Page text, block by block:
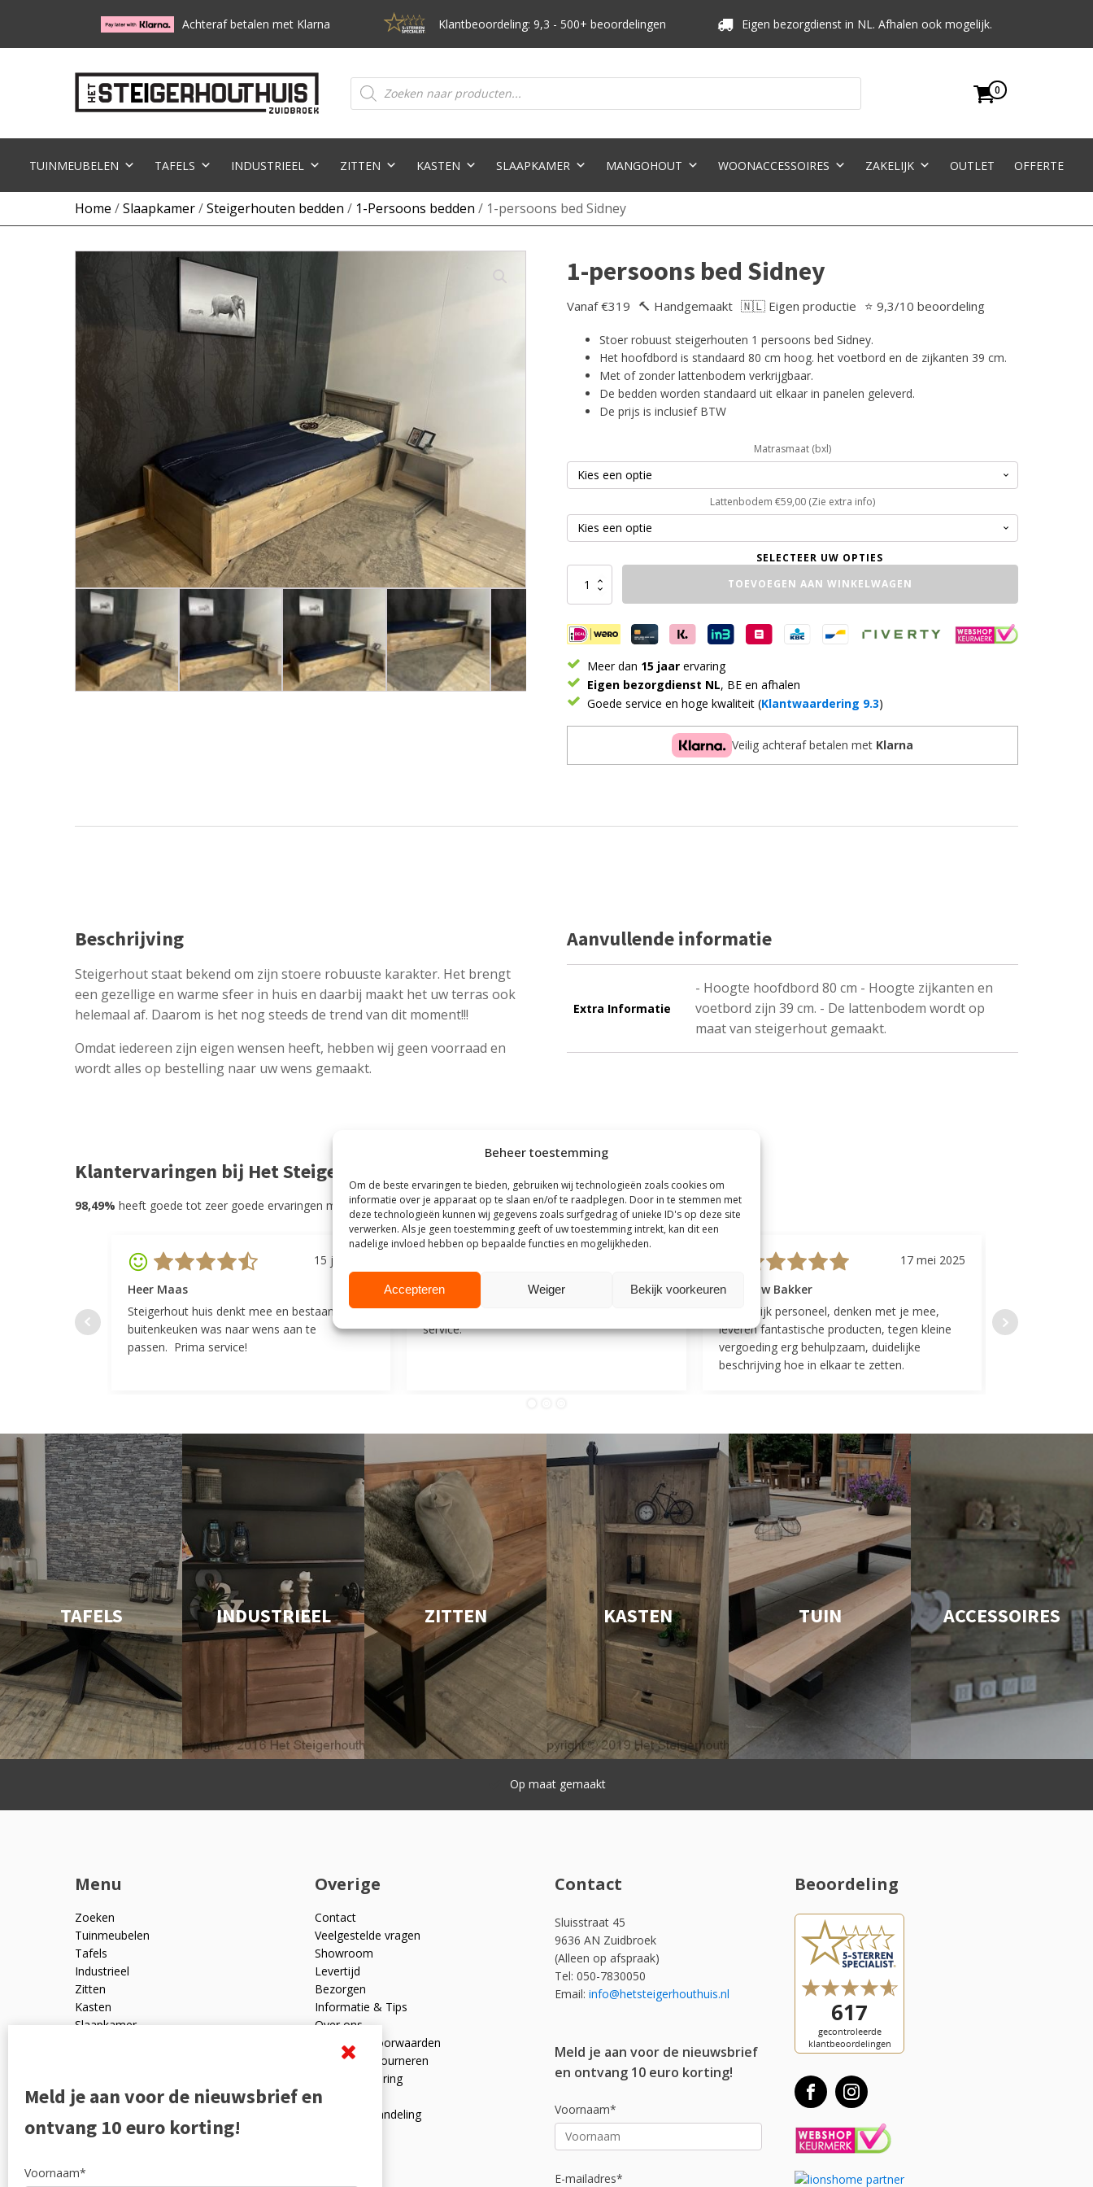
Beheer toestemming
Om de beste ervaringen te bieden, gebruiken wij technologieën zoals cookies om
informatie over je apparaat op te slaan en/of te raadplegen. Door in te stemmen met
deze technologieën kunnen wij gegevens zoals surfgedrag of unieke ID's op deze site
verwerken. Als je geen toestemming geeft of uw toestemming intrekt, kan dit een
nadelige invloed hebben op bepaalde functies en mogelijkheden.
Accepteren Weiger Bekijk voorkeuren
Achteraf betalen met Klarna Klantbeoordeling: 9,3 - 500+ beoordelingen Eigen bezorgdienst in NL. Afhalen ook mogelijk.
Producten
zoeken
0
TUINMEUBELEN TAFELS INDUSTRIEEL ZITTEN KASTEN SLAAPKAMER MANGOHOUT WOONACCESSOIRES ZAKELIJK OUTLET OFFERTE
Home /Slaapkamer/Steigerhouten bedden / 1-Persoons bedden / 1-persoons bed Sidney
1-persoons bed Sidney
Vanaf €319 🔨 Handgemaakt 🇳🇱 Eigen productie ⭐ 9,3/10 beoordeling
Stoer robuust steigerhouten 1 persoons bed Sidney.
Het hoofdbord is standaard 80 cm hoog. het voetbord en de zijkanten 39 cm.
Met of zonder lattenbodem verkrijgbaar.
De bedden worden standaard uit elkaar in panelen geleverd.
De prijs is inclusief BTW
Matrasmaat (bxl)
Lattenbodem €59,00 (Zie extra info)
persoons
Sidney
aantal
TOEVOEGEN AAN WINKELWAGEN
Meer dan 15 jaar ervaring
Eigen bezorgdienst NL, BE en afhalen
Goede service en hoge kwaliteit (Klantwaardering 9.3)
Veilig achteraf betalen met Klarna
Beschrijving
Steigerhout staat bekend om zijn stoere robuuste karakter. Het brengt
een gezellige en warme sfeer in huis en daarbij maakt het uw terras ook
helemaal af. Daarom is het nog steeds de trend van dit moment!!!
Omdat iedereen zijn eigen wensen heeft, hebben wij geen voorraad en
wordt alles op bestelling naar uw wens gemaakt.
Aanvullende informatie
Extra Informatie
- Hoogte hoofdbord 80 cm - Hoogte zijkanten en
voetbord zijn 39 cm. - De lattenbodem wordt op
maat van steigerhout gemaakt.
Klantervaringen bij Het Steigerhouthuis
98,49% heeft goede tot zeer goede ervaringen met Het Steigerhouthuis op basis van meer dan500 beoordelingen .
15 juli 2025
Heer Maas
Steigerhout huis denkt mee en bestaande
buitenkeuken was naar wens aan te
passen. Prima service!
Mevrouw F
Goede communicatie, snelle reactie, goede
service.
17 mei 2025
Mevrouw Bakker
Vriendelijk personeel, denken met je mee,
leveren fantastische producten, tegen kleine
vergoeding erg behulpzaam, duidelijke
beschrijving hoe in elkaar te zetten.
Top geregeld!
indelingen die
TAFELS INDUSTRIEEL ZITTEN KASTEN TUIN ACCESSOIRES
Snelle levering
Menu
Zoeken
Tuinmeubelen
Tafels
Industrieel
Zitten
Kasten
Slaapkamer
Outlet
Overige
Contact
Veelgestelde vragen
Showroom
Levertijd
Bezorgen
Informatie & Tips
Over ons
Algemene voorwaarden
Ruilen en retourneren
Privacyverklaring
Reviewpolicy
Klachtenafhandeling
Contact
Sluisstraat 45
9636 AN Zuidbroek
(Alleen op afspraak)
Tel: 050-7830050
Email: info@hetsteigerhouthuis.nl
Meld je aan voor de nieuwsbrief
en ontvang 10 euro korting!
Voornaam*
E-mailadres*
Beoordeling
Meld je aan voor de nieuwsbrief en
ontvang 10 euro korting!
Voornaam*